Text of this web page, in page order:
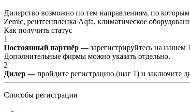
Дилерство возможно по тем направлениям, по
Zemic, рентгенпленка Aqfa, климатическое
Как получить статус
1
Постоянный партнёр — зарегистрируйтесь на нашем
Дополнительные фирмы можно указать отдельно.
2
Дилер — пройдите регистрацию (шаг 1) и заключите
Способы регистрации